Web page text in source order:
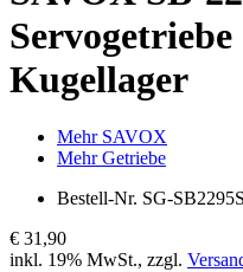
Kugellager
Mehr SAVOX
Mehr Getriebe
Bestell-Nr. SG-
€ 31,90
inkl. 19% MwSt., zzgl.